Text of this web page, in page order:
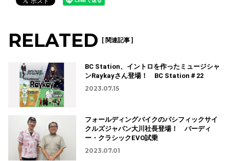
RELATED [ 関連記事 ]
BC Station、イントロを作ったミュージシャ
ンRaykayさん登場！ BC Station＃22
2023.07.15
フォールディングバイクのパシフィックサイ
クルズジャパン大川社長登場！ バーディ
ー・クラシックEVO試乗
2023.07.01